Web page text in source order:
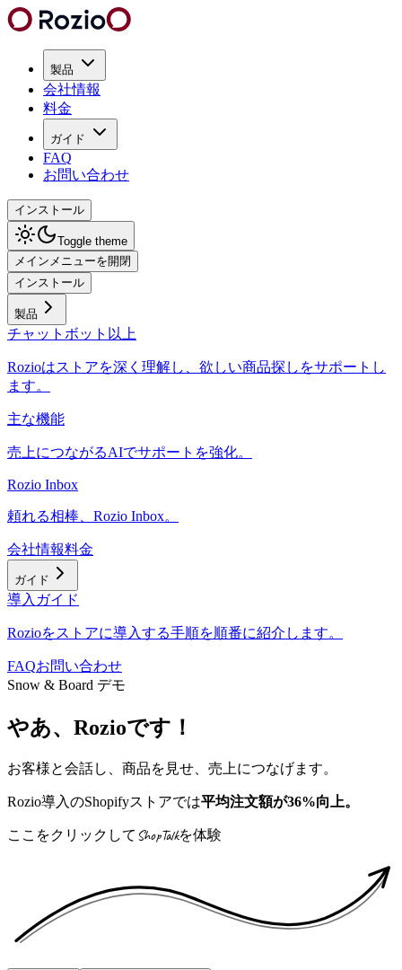
製品
会社情報
料金
ガイド
FAQ
お問い合わせ
インストール
Toggle theme
メインメニューを開閉
インストール
製品
チャットボット以上
Rozioはストアを深く理解し、欲しい商品探しをサポートし
ます。
主な機能
売上につながるAIでサポートを強化。
Rozio Inbox
頼れる相棒、Rozio Inbox。
会社情報料金
ガイド
導入ガイド
Rozioをストアに導入する手順を順番に紹介します。
FAQお問い合わせ
Snow & Board デモ
やあ、Rozioです！
お客様と会話し、商品を見せ、売上につなげます。
Rozio導入のShopifyストアでは平均注文額が36%向上。
ここをクリックしてShopTalkを体験